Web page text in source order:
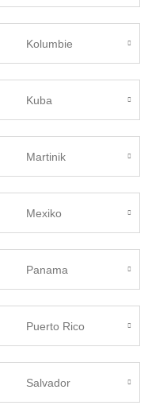
Kolumbie
Kuba
Martinik
Mexiko
Panama
Puerto Rico
Salvador